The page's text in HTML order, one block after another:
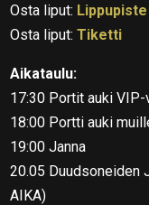
Osta liput: Lippupiste
Osta liput:Tiketti
Aikataulu:
17:30 Portit auki
18:00 Portti auki
19:00 Janna
20.05 Duudsoneiden
AIKA)